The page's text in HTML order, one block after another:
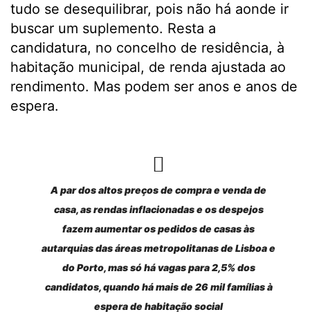
tudo se desequilibrar, pois não há aonde ir
buscar um suplemento. Resta a
candidatura, no concelho de residência, à
habitação municipal, de renda ajustada ao
rendimento. Mas podem ser anos e anos de
espera.
A par dos altos preços de compra e venda de
casa, as rendas inflacionadas e os despejos
fazem aumentar os pedidos de casas às
autarquias das áreas metropolitanas de Lisboa e
do Porto, mas só há vagas para 2,5% dos
candidatos, quando há mais de 26 mil famílias à
espera de habitação social